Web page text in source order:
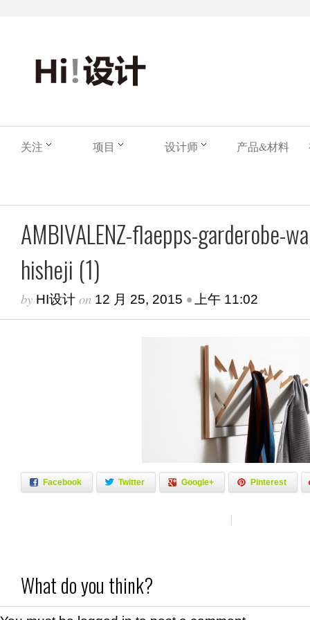
关注 项目 设计师 产品&材料
AMBIVALENZ-flaepps-garderobe-
hisheji (1)
by HI设计 on 12 月 25, 2015 • 上午 11:02
Facebook Twitter Google+ Pinterest
What do you think?